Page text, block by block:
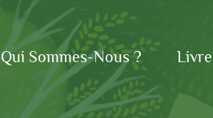
Qui Sommes-Nous ?